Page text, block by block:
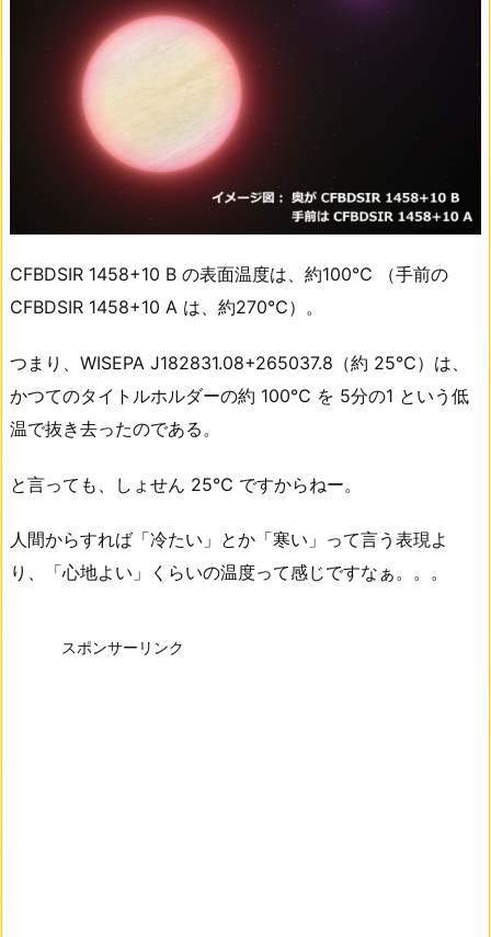
CFBDSIR 1458+10 B の表面温度は、約100℃ （手前の
CFBDSIR 1458+10 A は、約270℃）。
つまり、WISEPA J182831.08+265037.8（約 25℃）は、
かつてのタイトルホルダーの約 100℃ を 5分の1 という低
温で抜き去ったのである。
と言っても、しょせん 25℃ ですからねー。
人間からすれば「冷たい」とか「寒い」って言う表現よ
り、「心地よい」くらいの温度って感じですなぁ。。。
スポンサーリンク